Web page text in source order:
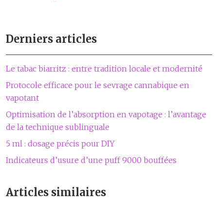
Derniers articles
Le tabac biarritz : entre tradition locale et modernité
Protocole efficace pour le sevrage cannabique en
vapotant
Optimisation de l’absorption en vapotage : l’avantage
de la technique sublinguale
5 ml : dosage précis pour DIY
Indicateurs d’usure d’une puff 9000 bouffées
Articles similaires